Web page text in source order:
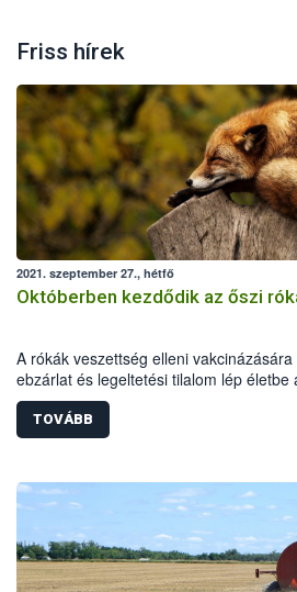
Friss hírek
2021. szeptember 27., hétfő
Októberben kezdődik az őszi
A rókák veszettség elleni
ebzárlat és legeltetési tilalom lép
repülőgépes vakcinázás 2021. október
keleti megyéiben.
TOVÁBB